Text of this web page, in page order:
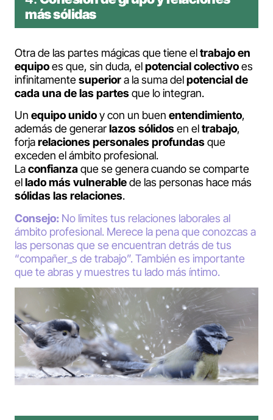
más sólidas
Otra de las partes mágicas que tiene eltrabajo en
equipoes que, sin duda, elpotencial colectivoes
infinitamentesuperiora la suma delpotencial de
cada una de las partesque lo integran.
Un equipo unidoy con un buen entendimiento,
además de generarlazos sólidosen eltrabajo,
forjarelaciones personales profundasque
exceden el ámbito profesional.
Laconfianzaque se genera cuando se comparte
ellado más vulnerablede las personas hace más
sólidas las relaciones.
Consejo: No limites tus relaciones laborales al
ámbito profesional. Merece la pena que conozcas a
las personas que se encuentran detrás de tus
“compañer_s de trabajo”. También es importante
que te abras y muestres tu lado más íntimo.